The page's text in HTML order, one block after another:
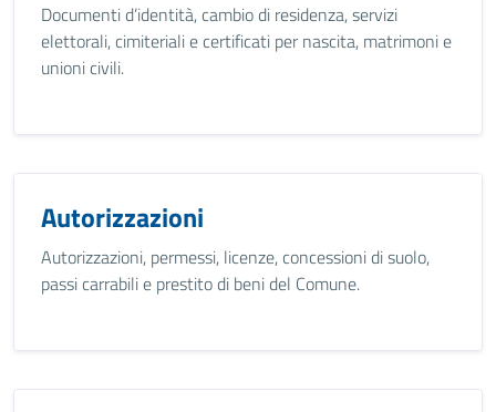
Documenti d’identità, cambio di residenza, servizi
elettorali, cimiteriali e certificati per nascita, matrimoni e
unioni civili.
Autorizzazioni
Autorizzazioni, permessi, licenze, concessioni di suolo,
passi carrabili e prestito di beni del Comune.